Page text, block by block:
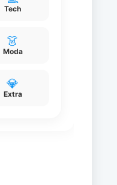
Tech
👗
Moda
💎
Extra